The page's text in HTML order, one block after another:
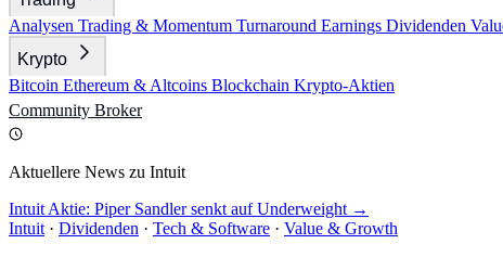
Analysen Trading & Momentum Turnaround Earnings Dividenden
Krypto
Bitcoin Ethereum & Altcoins Blockchain Krypto-Aktien
Community Broker
Aktuellere News zu Intuit
Intuit Aktie: Piper Sandler senkt auf Underweight →
Intuit · Dividenden · Tech & Software · Value & Growth